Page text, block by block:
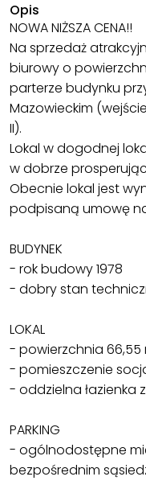
Opis
NOWA NIŻSZA CENA!!
Na sprzedaż
biurowy o
parterze budynku
Mazowieckim
II).
Lokal w dogodnej
w dobrze
Obecnie lokal jest
podpisaną umowę
BUDYNEK
- rok budowy 1978
- dobry stan
LOKAL
- powierzchnia 66,55
- pomieszczenie
- oddzielna łazienka
PARKING
- ogólnodostępne
bezpośrednim